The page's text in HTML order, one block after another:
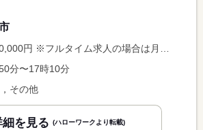
求人の場合は月額（換算額）、パート求人の場合は時間額を表示しています。
分〜17時10分
その他
を見る (ハローワークより転載)